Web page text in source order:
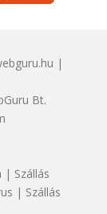
|
Bt.
| Szállás
| Szállás